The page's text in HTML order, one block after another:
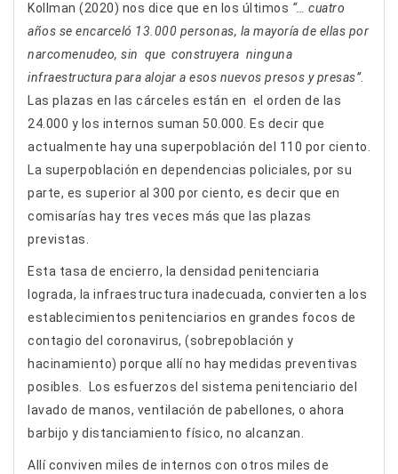
Kollman (2020) nos dice que en los últimos “… cuatro
años se encarceló 13.000 personas, la mayoría de ellas por
narcomenudeo, sin que construyera ninguna
infraestructura para alojar a esos nuevos presos y presas”.
Las plazas en las cárceles están en el orden de las
24.000 y los internos suman 50.000. Es decir que
actualmente hay una superpoblación del 110 por ciento.
La superpoblación en dependencias policiales, por su
parte, es superior al 300 por ciento, es decir que en
comisarías hay tres veces más que las plazas
previstas.
Esta tasa de encierro, la densidad penitenciaria
lograda, la infraestructura inadecuada, convierten a los
establecimientos penitenciarios en grandes focos de
contagio del coronavirus, (sobrepoblación y
hacinamiento) porque allí no hay medidas preventivas
posibles. Los esfuerzos del sistema penitenciario del
lavado de manos, ventilación de pabellones, o ahora
barbijo y distanciamiento físico, no alcanzan.
Allí conviven miles de internos con otros miles de